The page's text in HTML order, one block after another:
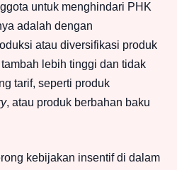
untuk menghindari PHK
adalah dengan
atau diversifikasi produk
lebih tinggi dan tidak
tarif, seperti produk
, atau produk berbahan baku
kebijakan insentif di dalam